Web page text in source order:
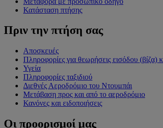
Κατάσταση πτήσης
Πριν την πτήση σας
Αποσκευές
Πληροφορίες για θεωρήσεις εισόδου (βίζα)
Υγεία
Πληροφορίες ταξιδιού
Διεθνές Αεροδρόμιο του Ντουμπάι
Μετάβαση προς και από το αεροδρόμιο
Κανόνες και ειδοποιήσεις
Οι προορισμοί μας